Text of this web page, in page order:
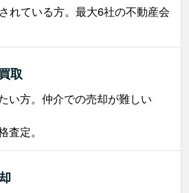
れている方。最大6社の不動産会
取
い方。仲介での売却が難しい
定。